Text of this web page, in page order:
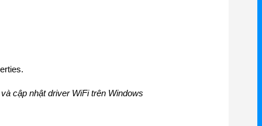
cập nhật driver WiFi trên Windows